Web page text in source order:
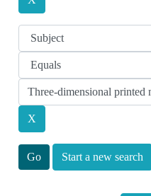
Start a new search